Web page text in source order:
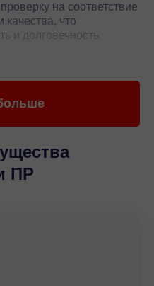
на соответствие
что
и долговечность.
и система
Редуктор легко
производственные
выбором для
и высоким
редуктор R 2I 50 как
ПР